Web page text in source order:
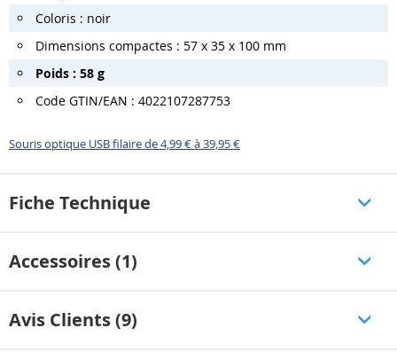
Coloris : noir
Dimensions compactes : 57 x 35 x 100 mm
Poids : 58 g
Code GTIN/EAN : 4022107287753
Souris optique USB filaire de 4,99 € à 39,95 €
Fiche Technique
Accessoires (1)
Avis Clients (9)